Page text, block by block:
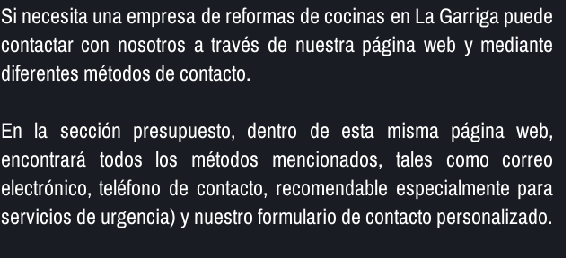
Si necesita una empresa de reformas de cocinas en La Garriga puede
contactar con nosotros a través de nuestra página web y mediante
diferentes métodos de contacto.
En la sección presupuesto, dentro de esta misma página web,
encontrará todos los métodos mencionados, tales como correo
electrónico, teléfono de contacto, recomendable especialmente para
servicios de urgencia) y nuestro formulario de contacto personalizado.